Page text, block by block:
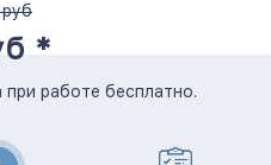
*
работе бесплатно.